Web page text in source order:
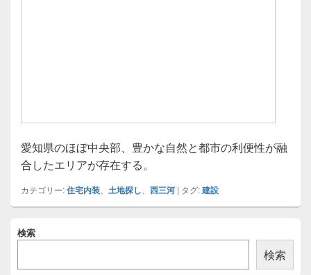
愛知県のほぼ中央部、豊かな自然と都市の利便性が融
合したエリアが存在する。
カテゴリー:住宅内装 土地探し 西三河 | タグ:建設
イ検索
検索